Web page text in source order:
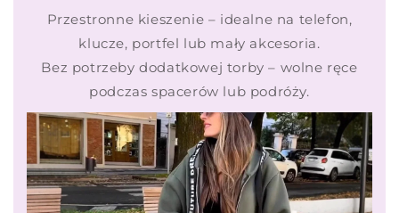
Przestronne kieszenie – idealne na telefon,
klucze, portfel lub mały akcesoria.
Bez potrzeby dodatkowej torby – wolne ręce
podczas spacerów lub podróży.